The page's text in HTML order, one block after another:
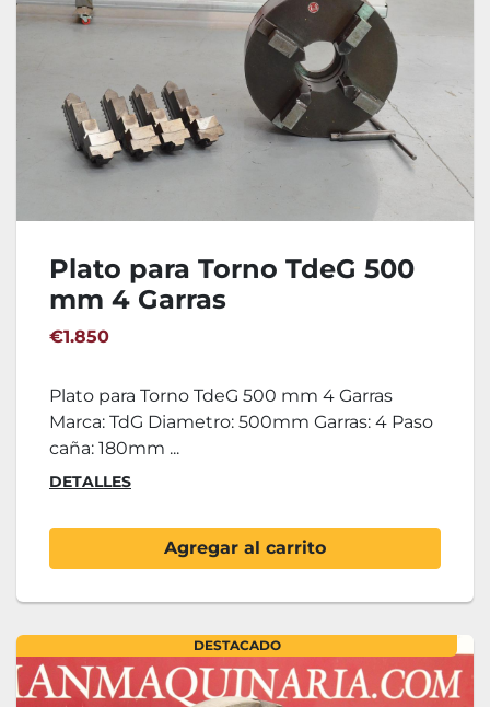
Plato para Torno TdeG 500
mm 4 Garras
€1.850
Plato para Torno TdeG 500 mm 4 Garras
Marca: TdG Diametro: 500mm Garras: 4 Paso
caña: 180mm ...
DETALLES
Agregar al carrito
DESTACADO